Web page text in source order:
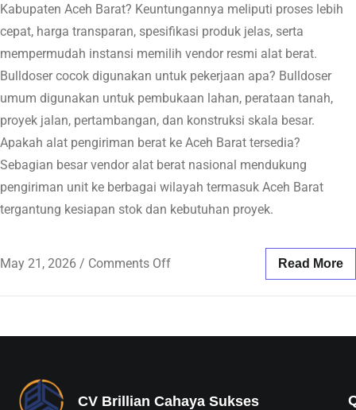
Kabupaten Aceh Barat? Keuntungannya meliputi proses lebih
cepat, harga transparan, spesifikasi produk jelas, serta
mempermudah instansi memilih vendor resmi alat berat.
Bulldoser cocok digunakan untuk pekerjaan apa? Bulldoser
umum digunakan untuk pembukaan lahan, perataan tanah,
proyek jalan, pertambangan, dan konstruksi skala besar.
Apakah alat pengiriman berat ke Aceh Barat tersedia?
Sebagian besar vendor alat berat nasional mendukung
pengiriman unit ke berbagai wilayah termasuk Aceh Barat
tergantung kesiapan stok dan kebutuhan proyek.
May 21, 2026 / Comments Off Read More
CV Brillian Cahaya Sukses